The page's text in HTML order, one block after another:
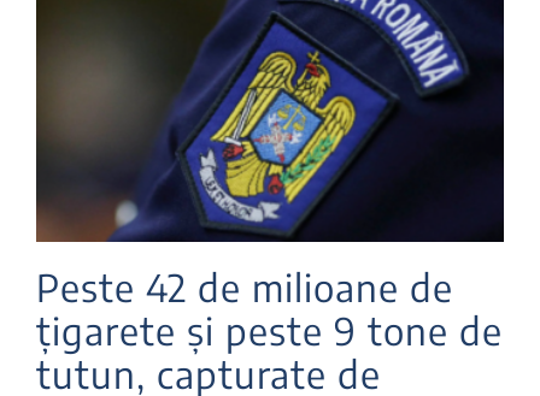
Peste 42 de milioane de
țigarete și peste 9 tone de
tutun, capturate de